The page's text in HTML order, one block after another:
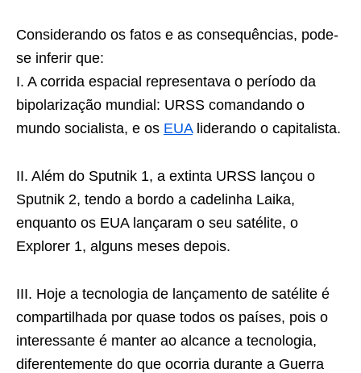
Considerando os fatos e as consequências, pode-
se inferir que:
I. A corrida espacial representava o período da
bipolarização mundial: URSS comandando o
mundo socialista, e os EUAliderando o capitalista.
II. Além do Sputnik 1, a extinta URSS lançou o
Sputnik 2, tendo a bordo a cadelinha Laika,
enquanto os EUA lançaram o seu satélite, o
Explorer 1, alguns meses depois.
III. Hoje a tecnologia de lançamento de satélite é
compartilhada por quase todos os países, pois o
interessante é manter ao alcance a tecnologia,
diferentemente do que ocorria durante a Guerra